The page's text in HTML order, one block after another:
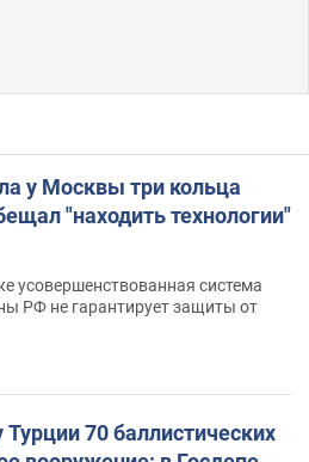
у Москвы три кольца
"находить технологии"
усовершенствованная система
РФ не гарантирует защиты от
70 баллистических